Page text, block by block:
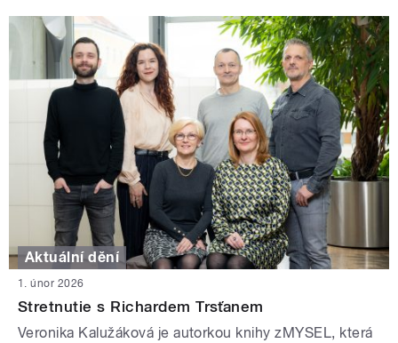
Aktuální dění
1. únor 2026
Stretnutie s Richardem Trsťanem
Veronika Kalužáková je autorkou knihy zMYSEL, která